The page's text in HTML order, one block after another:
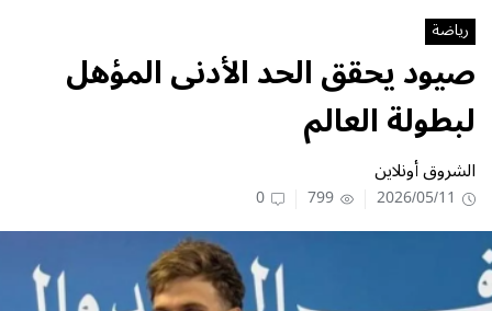
رياضة
صيود يحقق الحد الأدنى المؤهل
لبطولة العالم
الشروق أونلاين
2026/05/11
799
0